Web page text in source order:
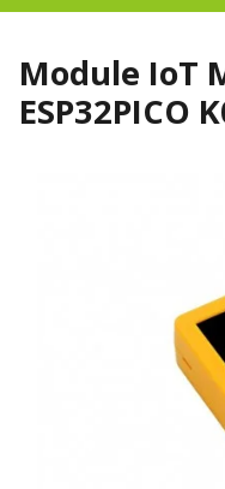
Module IoT
ESP32PICO